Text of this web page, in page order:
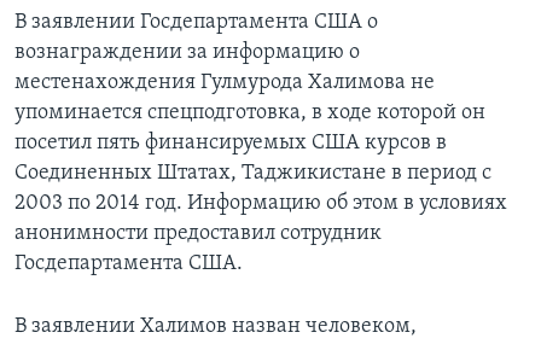
В заявлении Госдепартамента США о
вознаграждении за информацию о
местенахождения Гулмурода Халимова не
упоминается спецподготовка, в ходе которой он
посетил пять финансируемых США курсов в
Соединенных Штатах, Таджикистане в период с
2003 по 2014 год. Информацию об этом в условиях
анонимности предоставил сотрудник
Госдепартамента США.
В заявлении Халимов назван человеком,